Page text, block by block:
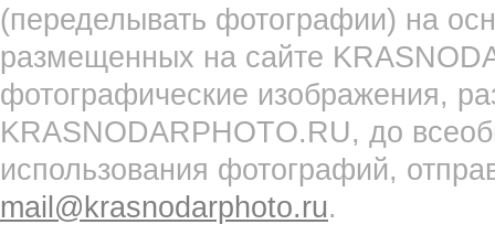
(переделывать фотографии) на
размещенных на сайте
фотографические изображения,
KRASNODARPHOTO.RU, до
использования фотографий,
mail@krasnodarphoto.ru.